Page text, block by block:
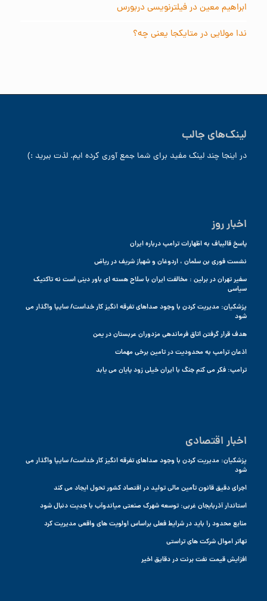
ابراهیم معیندرفیلترنویسی دربورس
ندا مولاییدر متایکجا یعنی چه؟
لینک‌های جالب
در اینجا چند لینک مفید برای شما جمع آوری کرده ایم. لذت ببرید :)
اخبار روز
پاسخ قالیباف به اظهارات ترامپ درباره ایران
نشست فوری بن سلمان ، اردوغان و شهباز شریف در ریاض
سفیر تهران در برلین : مخالفت ایران با سلاح هسته ای باور دینی است نه تاکتیک
سیاسی
پزشکیان: مدیریت کردن با وجود صداهای تفرقه انگیز کار خداست/ سایپا واگذار می
شود
هدف قرار گرفتن اتاق فرماندهی مزدوران عربستان در یمن
اذعان ترامپ به محدودیت در تامین برخی مهمات
ترامپ: فکر می کنم جنگ با ایران خیلی زود پایان می یابد
اخبار اقتصادی
پزشکیان: مدیریت کردن با وجود صداهای تفرقه انگیز کار خداست/ سایپا واگذار می
شود
اجرای دقیق قانون تأمین مالی تولید در اقتصاد کشور تحول ایجاد می کند
استاندار آذربایجان غربی: توسعه شهرک صنعتی میاندوآب با جدیت دنبال شود
منابع محدود را باید در شرایط فعلی براساس اولویت های واقعی مدیریت کرد
تهاتر اموال شرکت های تراستی
افزایش قیمت نفت برنت در دقایق اخیر